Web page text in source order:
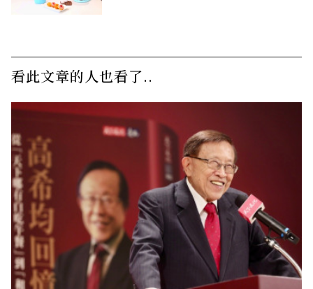
看此文章的人也看了..